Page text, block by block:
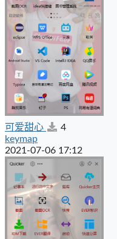
可爱甜心
4
keymap
2021-07-06 17:12